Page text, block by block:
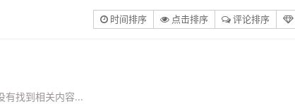
时间排序 点击排序 评论排序
有找到相关内容...